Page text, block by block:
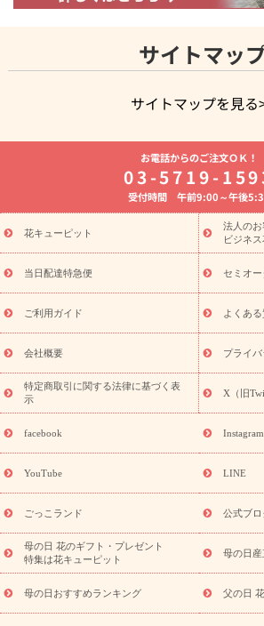
サイトマッ
サイトマップを見る
よく贈られる花
お祝いの花特集
誕
8月の誕生花(トルコキキョウ)
開店・開
お供え・お悔やみ お供え・お
通夜・葬儀に贈る花
ーブドフラワー
季節のイベント
ひまわ
特集
お盆 花（新盆・初盆） 季節のイ
盆・初盆）
お盆 花（新盆・初盆）
お盆
フト
お盆・お供え プリザーブドフラワー
レゼント特集
夏の花贈り・お中元・暑中
敬老の日におくる花ギフト・プレゼント
花ギフト・プレゼント特集
敬老の日 花の
老の日 花鉢植えのギフト・プレゼント特集
フト・プレゼント特集
敬老の日の花 全て
ペーン
映画『ウォーターガーディアンズ』
「きょう誕生日なんです」キャンペーン
誕生日フラワーギフト 誕生日フラワーギフ
(トルコキキョウ)
9月の誕生花(リンドウ)
ら探す
お祝いの花特集 当日配達特急便
念日
結婚祝い 出産祝い 退院祝い・快
寿祝い
プチギフト ペットのお祝いフラ
供え・お悔やみ商品一覧
お供え・お悔や
お電話からのご注文ＯＫ！
03-5719-
受付時間 午前9:00～午後
花キューピット
法人のお
ビジネ
当日配達特急便 セミオー
ご利用ガイド よくある
会社概要 プライ
特定商取引に関する法律に基づく表
示
X（旧
facebook Instagram
YouTube LINE
ごっこランド 公式ブロ
母の日 花のギフト・プレゼント
特集は花キューピット
母の日
母の日おすすめランキング 父の日